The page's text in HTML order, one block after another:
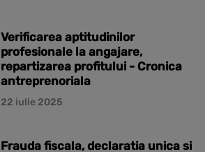
Verificarea aptitudinilor
profesionale la angajare,
repartizarea profitului - Cronica
antreprenoriala
22 iulie 2025
Frauda fiscala, declaratia unica si